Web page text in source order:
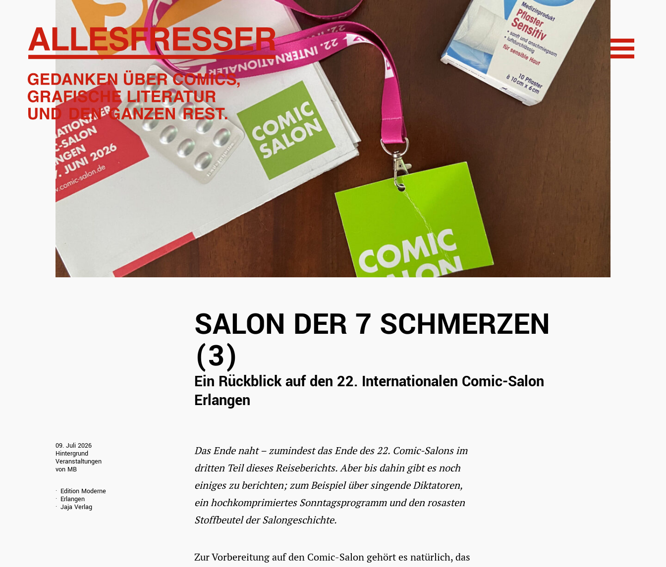
SALON DER 7 SCHMERZEN
(3)
Ein Rückblick auf den 22. Internationalen Comic-Salon
Erlangen
09. Juli 2026
Hintergrund
Veranstaltungen
von MB
Edition Moderne
Erlangen
Jaja Verlag
Das Ende naht – zumindest das Ende des 22. Comic-Salons im
dritten Teil dieses Reiseberichts. Aber bis dahin gibt es noch
einiges zu berichten; zum Beispiel über singende Diktatoren,
ein hochkomprimiertes Sonntagsprogramm und den rosasten
Stoffbeutel der Salongeschichte.
Zur Vorbereitung auf den Comic-Salon gehört es natürlich, das